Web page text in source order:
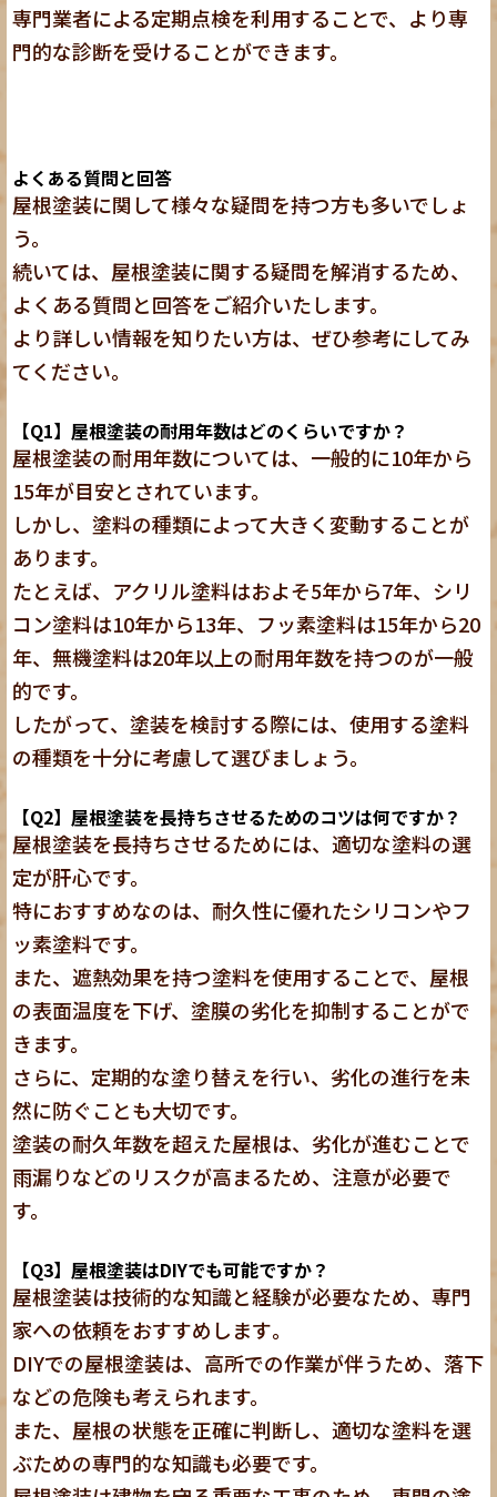
専門業者による定期点検を利用することで、より専
門的な診断を受けることができます。
よくある質問と回答
屋根塗装に関して様々な疑問を持つ方も多いでしょ
う。
続いては、屋根塗装に関する疑問を解消するため、
よくある質問と回答をご紹介いたします。
より詳しい情報を知りたい方は、ぜひ参考にしてみ
てください。
【Q1】屋根塗装の耐用年数はどのくらいですか？
屋根塗装の耐用年数については、一般的に10年から
15年が目安とされています。
しかし、塗料の種類によって大きく変動することが
あります。
たとえば、アクリル塗料はおよそ5年から7年、シリ
コン塗料は10年から13年、フッ素塗料は15年から20
年、無機塗料は20年以上の耐用年数を持つのが一般
的です。
したがって、塗装を検討する際には、使用する塗料
の種類を十分に考慮して選びましょう。
【Q2】屋根塗装を長持ちさせるためのコツは何ですか？
屋根塗装を長持ちさせるためには、適切な塗料の選
定が肝心です。
特におすすめなのは、耐久性に優れたシリコンやフ
ッ素塗料です。
また、遮熱効果を持つ塗料を使用することで、屋根
の表面温度を下げ、塗膜の劣化を抑制することがで
きます。
さらに、 定期的な塗り替えを行い、劣化の進行を未
然に防ぐことも大切です。
塗装の耐久年数を超えた屋根は、劣化が進むことで
雨漏りなどのリスクが高まるため、注意が必要で
す。
【Q3】屋根塗装はDIYでも可能ですか？
屋根塗装は技術的な知識と経験が必要なため、専門
家への依頼をおすすめします。
DIYでの屋根塗装は、高所での作業が伴うため、落下
などの危険も考えられます。
また、屋根の状態を正確に判断し、適切な塗料を選
ぶための専門的な知識も必要です。